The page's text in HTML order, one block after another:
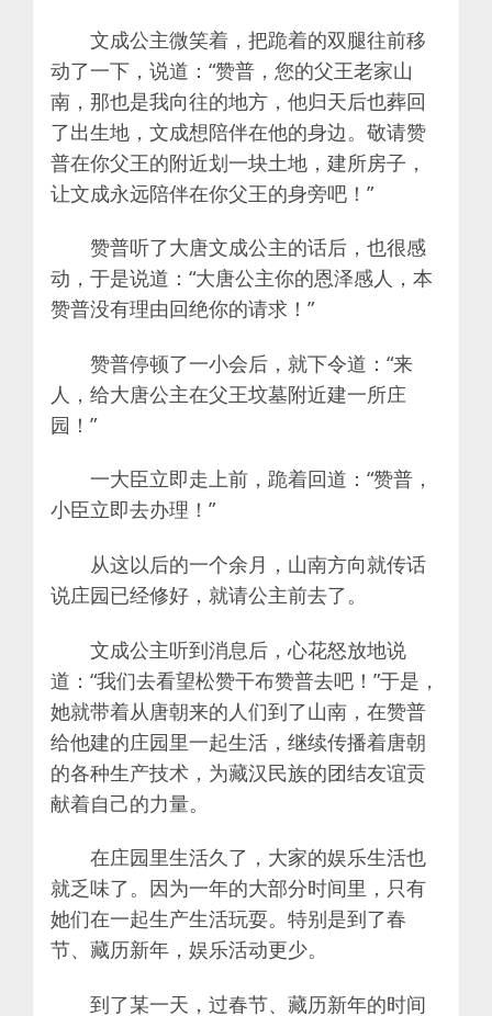
文成公主微笑着，把跪着的双腿往前移
动了一下，说道：“赞普，您的父王老家山
南，那也是我向往的地方，他归天后也葬回
了出生地，文成想陪伴在他的身边。敬请赞
普在你父王的附近划一块土地，建所房子，
让文成永远陪伴在你父王的身旁吧！”
赞普听了大唐文成公主的话后，也很感
动，于是说道：“大唐公主你的恩泽感人，本
赞普没有理由回绝你的请求！”
赞普停顿了一小会后，就下令道：“来
人，给大唐公主在父王坟墓附近建一所庄
园！”
一大臣立即走上前，跪着回道：“赞普，
小臣立即去办理！”
从这以后的一个余月，山南方向就传话
说庄园已经修好，就请公主前去了。
文成公主听到消息后，心花怒放地说
道：“我们去看望松赞干布赞普去吧！”于是，
她就带着从唐朝来的人们到了山南，在赞普
给他建的庄园里一起生活，继续传播着唐朝
的各种生产技术，为藏汉民族的团结友谊贡
献着自己的力量。
在庄园里生活久了，大家的娱乐生活也
就乏味了。因为一年的大部分时间里，只有
她们在一起生产生活玩耍。特别是到了春
节、藏历新年，娱乐活动更少。
到了某一天，过春节、藏历新年的时间